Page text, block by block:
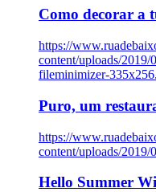
Como decorar a
https://
content/uploads/2019/
fileminimizer-
Puro, um
https://
content/uploads/
Hello Summer